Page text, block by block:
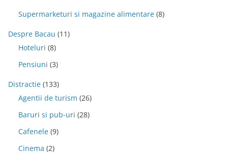
Supermarketuri si magazine alimentare (8)
Despre Bacau (11)
Hoteluri (8)
Pensiuni (3)
Distractie (133)
Agentii de turism (26)
Baruri si pub-uri (28)
Cafenele (9)
Cinema (2)